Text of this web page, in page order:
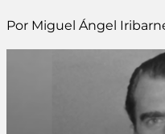
Por Miguel Ángel